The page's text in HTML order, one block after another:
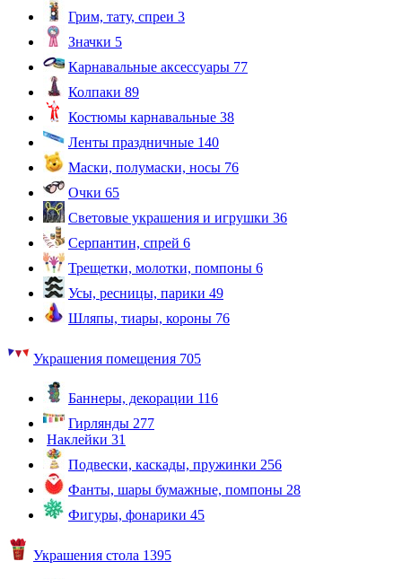
Грим, тату, спреи 3
Значки 5
Карнавальные аксессуары 77
Колпаки 89
Костюмы карнавальные 38
Ленты праздничные 140
Маски, полумаски, носы 76
Очки 65
Световые украшения и игрушки 36
Серпантин, спрей 6
Трещетки, молотки, помпоны 6
Усы, ресницы, парики 49
Шляпы, тиары, короны 76
Украшения помещения 705
Баннеры, декорации 116
Гирлянды 277
Наклейки 31
Подвески, каскады, пружинки 256
Фанты, шары бумажные, помпоны 28
Фигуры, фонарики 45
Украшения стола 1395